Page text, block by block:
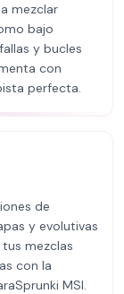
mezclar
bajo
y bucles
con
perfecta.
de
y evolutivas
mezclas
con la
MSI.